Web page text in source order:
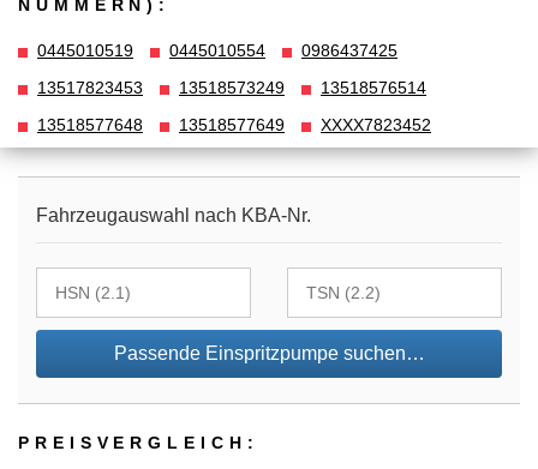
NUMMERN):
0445010519 0445010554
0986437425
13517823453
13518573249
13518576514
13518577648
13518577649 XXXX7823452
Fahrzeugauswahl nach KBA-Nr.
Passende Einspritzpumpe suchen…
PREIS­VER­GLEICH: